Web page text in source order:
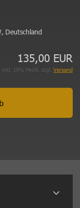
Deutschland
135,00 EUR
inkl. 19% MwSt. zzgl. Versand